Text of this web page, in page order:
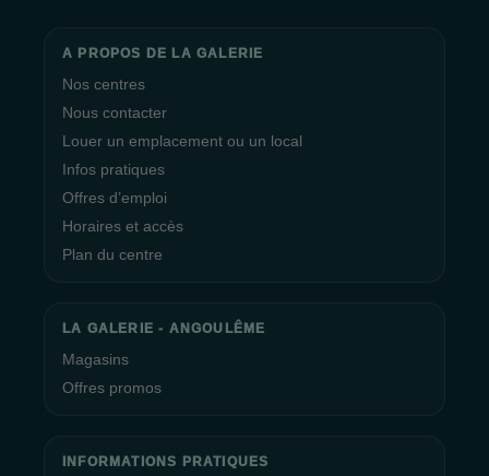
A PROPOS DE LA GALERIE
Nos centres
Nous contacter
Louer un emplacement ou un local
Infos pratiques
Offres d’emploi
Horaires et accès
Plan du centre
LA GALERIE - ANGOULÊME
Magasins
Offres promos
INFORMATIONS PRATIQUES